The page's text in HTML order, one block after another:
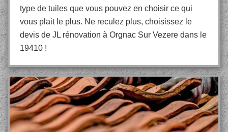
type de tuiles que vous pouvez en choisir ce qui
vous plait le plus. Ne reculez plus, choisissez le
devis de JL rénovation à Orgnac Sur Vezere dans le
19410 !